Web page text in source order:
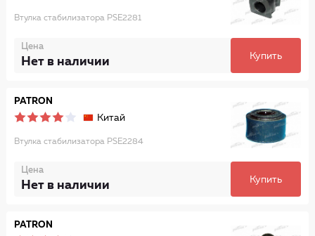
Втулка стабилизатора PSE2281
Цена
Нет в наличии Купить
PATRON
Китай
Втулка стабилизатора PSE2284
Цена
Нет в наличии Купить
PATRON